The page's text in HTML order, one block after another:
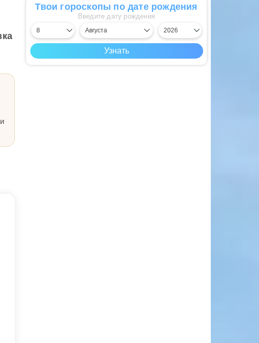
Твои гороскопы по дате рождения
Введите дату рождения